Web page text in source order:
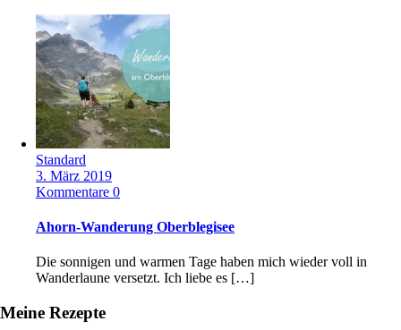
Standard
3. März 2019
Kommentare 0
Ahorn-Wanderung Oberblegisee
Die sonnigen und warmen Tage haben mich wieder voll in
Wanderlaune versetzt. Ich liebe es […]
Meine Rezepte